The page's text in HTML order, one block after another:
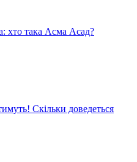
хто така Асма Асад?
Скільки доведеться